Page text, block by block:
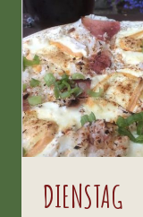
DIENSTAG